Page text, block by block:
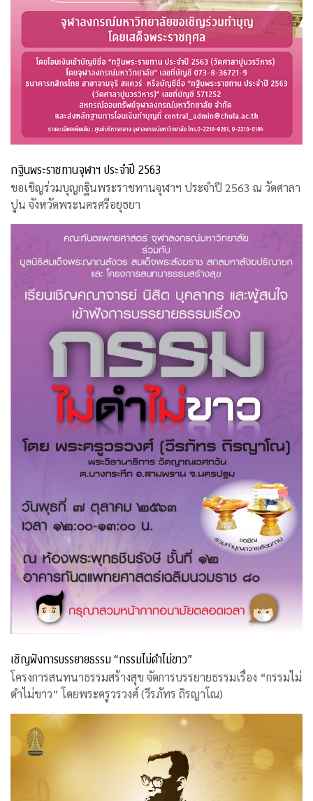
กฐินพระราชทานจุฬาฯ ประจำปี 2563
ขอเชิญร่วมบุญกฐินพระราชทานจุฬาฯ ประจำปี 2563 ณ วัดศาลา
ปูน จังหวัดพระนครศรีอยุธยา
เชิญฟังการบรรยายธรรม “กรรมไม่ดำไม่ขาว”
โครงการสนทนาธรรมสร้างสุข จัดการบรรยายธรรมเรื่อง “กรรมไม่
ดำไม่ขาว” โดยพระครูวรวงศ์ (วีรภัทร ถิรญาโณ)